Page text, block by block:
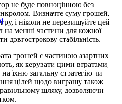
не буде повноцінною без
Визначте суму грошей,
і ніколи не перевищуйте цей
на менші частини для кожної
довгострокову стабільність.
грошей є частиною азартних
як керувати цими втратами,
їхню загальну стратегію чи
цілей щодо виграшу також
шляху, дозволяючи